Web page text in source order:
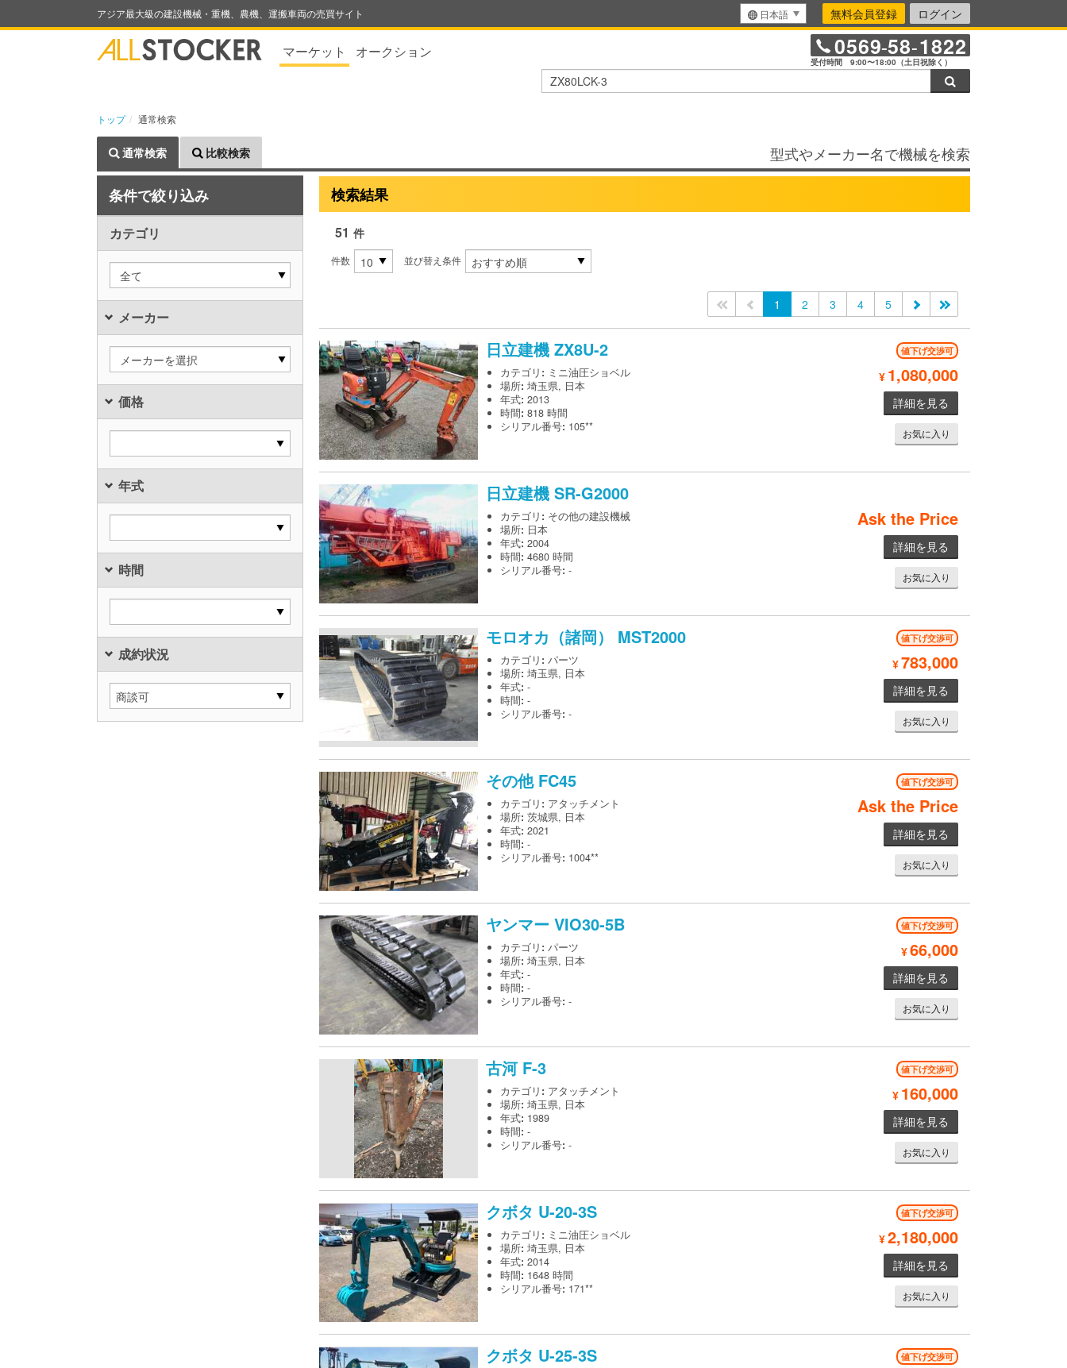
アジア最大級の建設機械・重機、農機、運搬車両の売買サイト 日本語 無料会員登録 ログイン
マーケット オークション 0569-58-1822
受付時間 9:00〜18:00（土日祝除く）
トップ 通常検索
通常検索 比較検索 型式やメーカー名で機械を検索
条件で絞り込み
カテゴリ
全て
メーカー
メーカーを選択
価格
年式
時間
成約状況
検索結果
51 件
件数 並び替え条件
<< 1 2 3 4 5
日立建機 ZX8U-2 値下げ交渉可
カテゴリ : ミニ油圧ショベル
場所: 埼玉県, 日本
年式: 2013
時間: 818 時間
シリアル番号: 105**
¥ 1,080,000
詳細を見る
お気に入り
日立建機 SR-G2000
カテゴリ : その他の建設機械
場所: 日本
年式: 2004
時間: 4680 時間
シリアル番号: -
Ask the Price
詳細を見る
お気に入り
モロオカ（諸岡） MST2000 値下げ交渉可
カテゴリ : パーツ
場所: 埼玉県, 日本
年式: -
時間: -
シリアル番号: -
¥783,000
詳細を見る
お気に入り
その他 FC45 値下げ交渉可
カテゴリ : アタッチメント
場所: 茨城県, 日本
年式: 2021
時間: -
シリアル番号: 1004**
Ask the Price
詳細を見る
お気に入り
ヤンマー VIO30-5B 値下げ交渉可
カテゴリ : パーツ
場所: 埼玉県, 日本
年式: -
時間: -
シリアル番号: -
¥66,000
詳細を見る
お気に入り
古河 F-3 値下げ交渉可
カテゴリ : アタッチメント
場所: 埼玉県, 日本
年式: 1989
時間: -
シリアル番号: -
¥ 160,000
詳細を見る
お気に入り
クボタ U-20-3S 値下げ交渉可
カテゴリ : ミニ油圧ショベル
場所: 埼玉県, 日本
年式: 2014
時間: 1648 時間
シリアル番号: 171**
¥2,180,000
詳細を見る
お気に入り
クボタ U-25-3S 値下げ交渉可